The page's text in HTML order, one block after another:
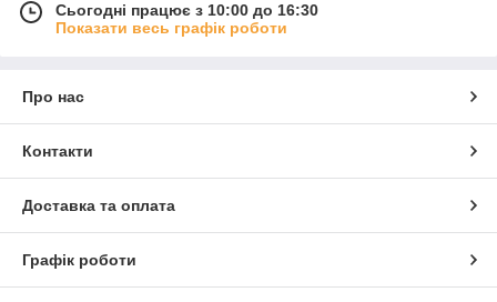
Сьогодні працює з 10:00 до 16:30
Показати весь графік роботи
Про нас
Контакти
Доставка та оплата
Графік роботи